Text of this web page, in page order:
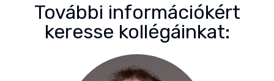
További információkért
keresse kollégáinkat: